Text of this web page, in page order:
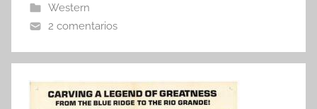
Western
2 comentarios